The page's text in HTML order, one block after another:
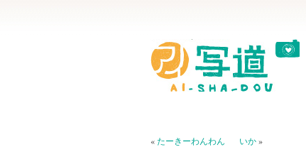
«たーきーわんわん いか»